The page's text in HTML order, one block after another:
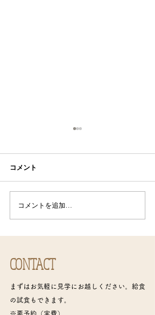
コメント
コメントを追加…
CONTACT
まずはお気軽に見学にお越しください。給食
の試食もできます。